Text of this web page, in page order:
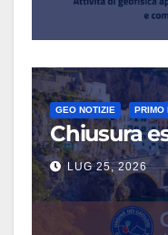
GEO NOTIZIE PRIMO
Chiusura
LUG 25, 2026